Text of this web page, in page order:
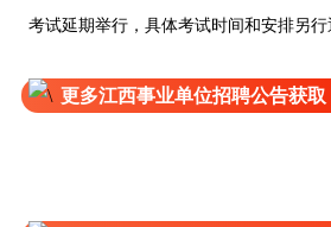
考试延期举行，具体考试时间和安排另行
更多江西事业单位招聘公告获取